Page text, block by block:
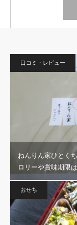
口コミ・レビュー
ねんりん家ひとく
ロリーや賞味期限
おせち